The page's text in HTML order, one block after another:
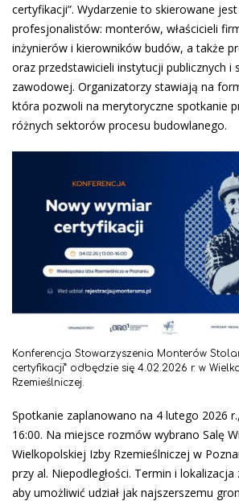
certyfikacji”. Wydarzenie to skierowane
profesjonalistów: monterów, właścicieli
inżynierów i kierowników budów, a także
oraz przedstawicieli instytucji publicznych i
zawodowej. Organizatorzy stawiają na
która pozwoli na merytoryczne spotkanie
różnych sektorów procesu budowlanego.
Konferencja Stowarzyszenia Monterów
certyfikacji” odbędzie się 4.02.2026 r. w
Rzemieślniczej.
Spotkanie zaplanowano na 4 lutego 2026
16:00. Na miejsce rozmów wybrano Salę
Wielkopolskiej Izby Rzemieślniczej w
przy al. Niepodległości. Termin i
aby umożliwić udział jak najszerszemu